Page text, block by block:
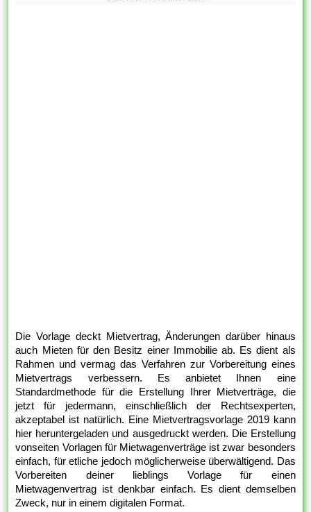
Die Vorlage deckt Mietvertrag, Änderungen darüber hinaus
auch Mieten für den Besitz einer Immobilie ab. Es dient als
Rahmen und vermag das Verfahren zur Vorbereitung eines
Mietvertrags verbessern. Es anbietet Ihnen eine
Standardmethode für die Erstellung Ihrer Mietverträge, die
jetzt für jedermann, einschließlich der Rechtsexperten,
akzeptabel ist natürlich. Eine Mietvertragsvorlage 2019 kann
hier heruntergeladen und ausgedruckt werden. Die Erstellung
vonseiten Vorlagen für Mietwagenverträge ist zwar besonders
einfach, für etliche jedoch möglicherweise überwältigend. Das
Vorbereiten deiner lieblings Vorlage für einen
Mietwagenvertrag ist denkbar einfach. Es dient demselben
Zweck, nur in einem digitalen Format.